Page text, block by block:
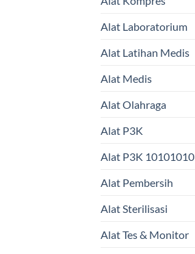
Alat Laboratorium
Alat Latihan Medis
Alat Medis
Alat Olahraga
Alat P3K
Alat P3K 10101010
Alat Pembersih
Alat Sterilisasi
Alat Tes & Monitor